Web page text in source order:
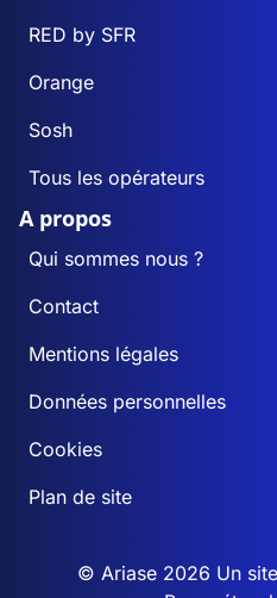
RED by SFR
Orange
Sosh
Tous les opérateurs
A propos
Qui sommes nous ?
Contact
Mentions légales
Données personnelles
Cookies
Plan de site
© Ariase 2026 Un